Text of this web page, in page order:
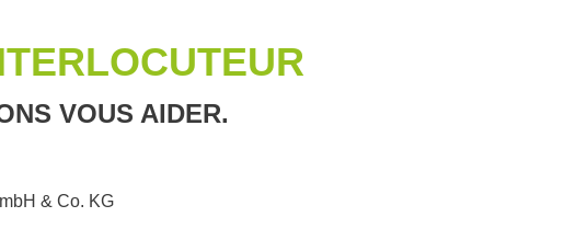
VOUS AIDER.
& Co. KG